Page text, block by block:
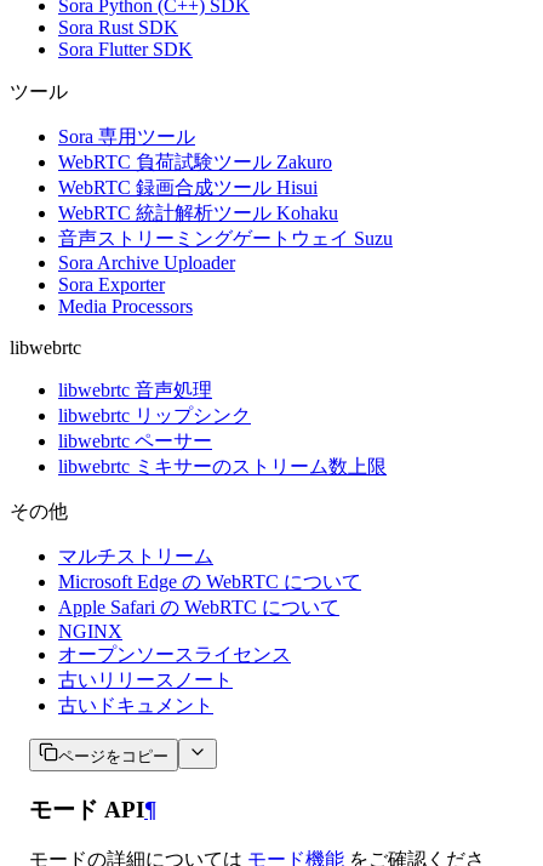
Sora Python (C++) SDK
Sora Rust SDK
Sora Flutter SDK
ツール
Sora 専用ツール
WebRTC 負荷試験ツール Zakuro
WebRTC 録画合成ツール Hisui
WebRTC 統計解析ツール Kohaku
音声ストリーミングゲートウェイ Suzu
Sora Archive Uploader
Sora Exporter
Media Processors
libwebrtc
libwebrtc 音声処理
libwebrtc リップシンク
libwebrtc ペーサー
libwebrtc ミキサーのストリーム数上限
その他
マルチストリーム
Microsoft Edge の WebRTC について
Apple Safari の WebRTC について
NGINX
オープンソースライセンス
古いリリースノート
古いドキュメント
ページをコピー
モード API¶
モードの詳細については モード機能 をご確認くださ